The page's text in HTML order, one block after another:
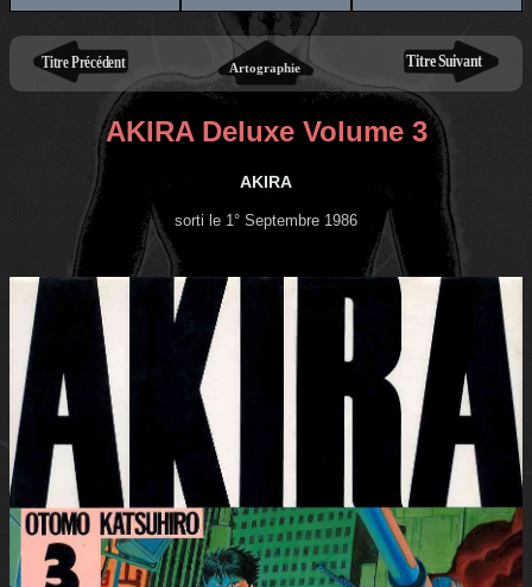
AKIRA Deluxe Volume 3
AKIRA
sorti le 1° Septembre 1986